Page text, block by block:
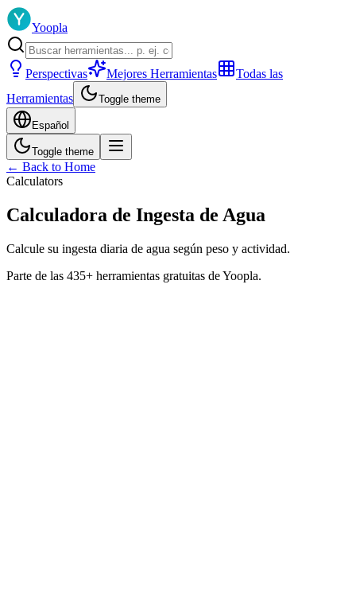
Yoopla
Perspectivas Mejores Herramientas
Todas las
Herramientas
Toggle theme
Español
Toggle theme
← Back to Home
Calculators
Calculadora de Ingesta de Agua
Calcule su ingesta diaria de agua según peso y actividad.
Parte de las 435+ herramientas gratuitas de Yoopla.